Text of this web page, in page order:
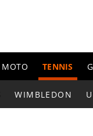
MOTO TENNIS
WIMBLEDON